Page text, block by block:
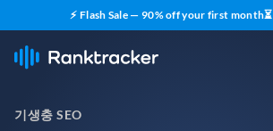
⚡ Flash Sale — 90% off your first month⏳
기생충 SEO